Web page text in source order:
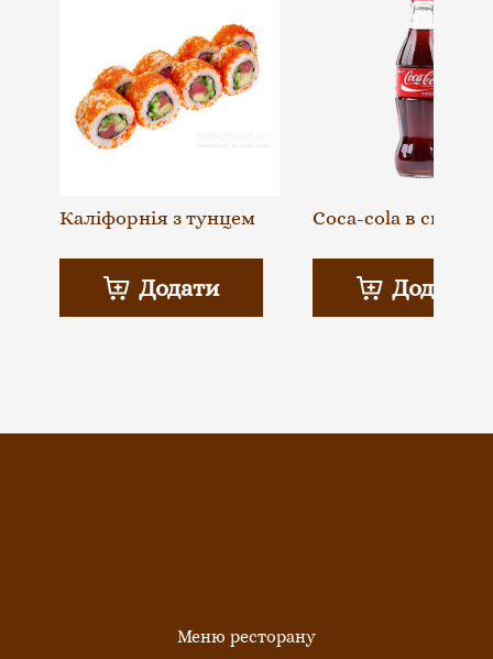
Каліфорнія з тунцем
Додати
Coca-cola в склі
Додати
Меню ресторану